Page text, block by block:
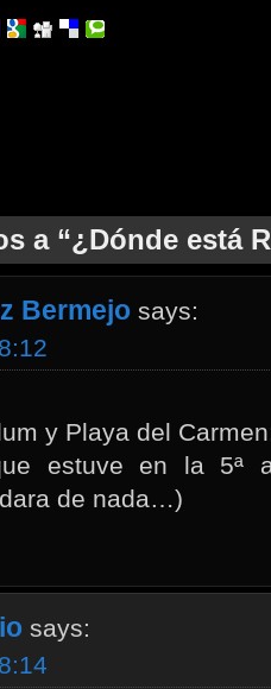
a “¿Dónde está
Bermejo says:
y Playa del
estuve en la 5ª
de nada…)
says: